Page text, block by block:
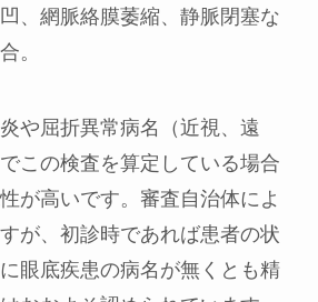
、網脈絡膜萎縮、静脈閉塞な
。
や屈折異常病名（近視、遠
この検査を算定している場合
が高いです。審査自治体によ
が、 初診時であれば患者の状
眼底疾患の病名が無くとも精